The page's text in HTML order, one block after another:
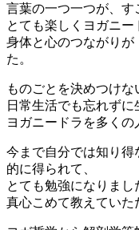
言葉の一つ一つが、す
とても楽しくヨガニー
身体と心のつながり
た。
ものごとを決めつけな
日常生活でも忘れずに
ヨガニードラを多くの
今まで自分では知り
的に得られて、
とても勉強になりまし
真心こめて教えていた